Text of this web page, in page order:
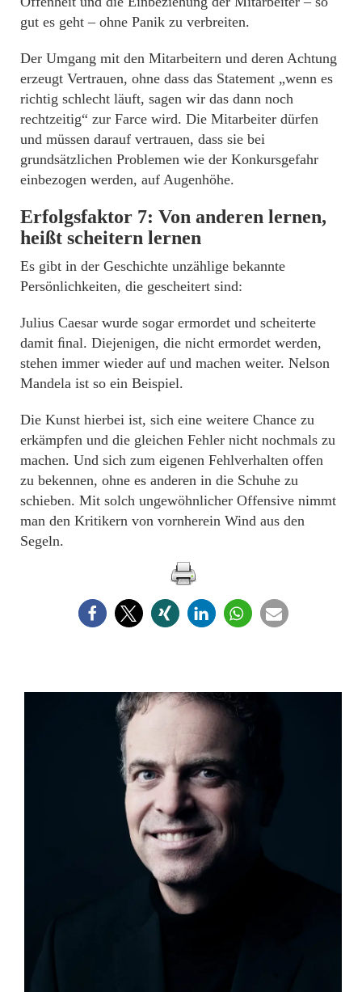
gut es geht – ohne Panik zu verbreiten.
Der Umgang mit den Mitarbeitern und deren Achtung
erzeugt Vertrauen, ohne dass das Statement „wenn es
richtig schlecht läuft, sagen wir das dann noch
rechtzeitig“ zur Farce wird. Die Mitarbeiter dürfen
und müssen darauf vertrauen, dass sie bei
grundsätzlichen Problemen wie der Konkursgefahr
einbezogen werden, auf Augenhöhe.
Erfolgsfaktor 7: Von anderen lernen,
heißt scheitern lernen
Es gibt in der Geschichte unzählige bekannte
Persönlichkeiten, die gescheitert sind:
Julius Caesar wurde sogar ermordet und scheiterte
damit ﬁnal. Diejenigen, die nicht ermordet werden,
stehen immer wieder auf und machen weiter. Nelson
Mandela ist so ein Beispiel.
Die Kunst hierbei ist, sich eine weitere Chance zu
erkämpfen und die gleichen Fehler nicht nochmals zu
machen. Und sich zum eigenen Fehlverhalten offen
zu bekennen, ohne es anderen in die Schuhe zu
schieben. Mit solch ungewöhnlicher Offensive nimmt
man den Kritikern von vornherein Wind aus den
Segeln.